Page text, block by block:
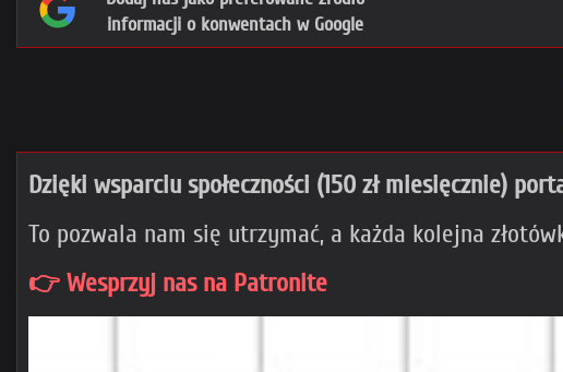
informacji o konwentach w Google
Dzięki wsparciu społeczności (150 zł miesięcznie)
To pozwala nam się utrzymać, a każda kolejna
👉 Wesprzyj nas na Patronite